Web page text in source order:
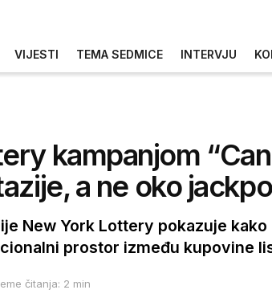
VIJESTI TEMA SEDMICE INTERVJU
kampanjom
a ne oko
New York Lottery pokazuje
prostor između kupovine
čitanja: 2 min